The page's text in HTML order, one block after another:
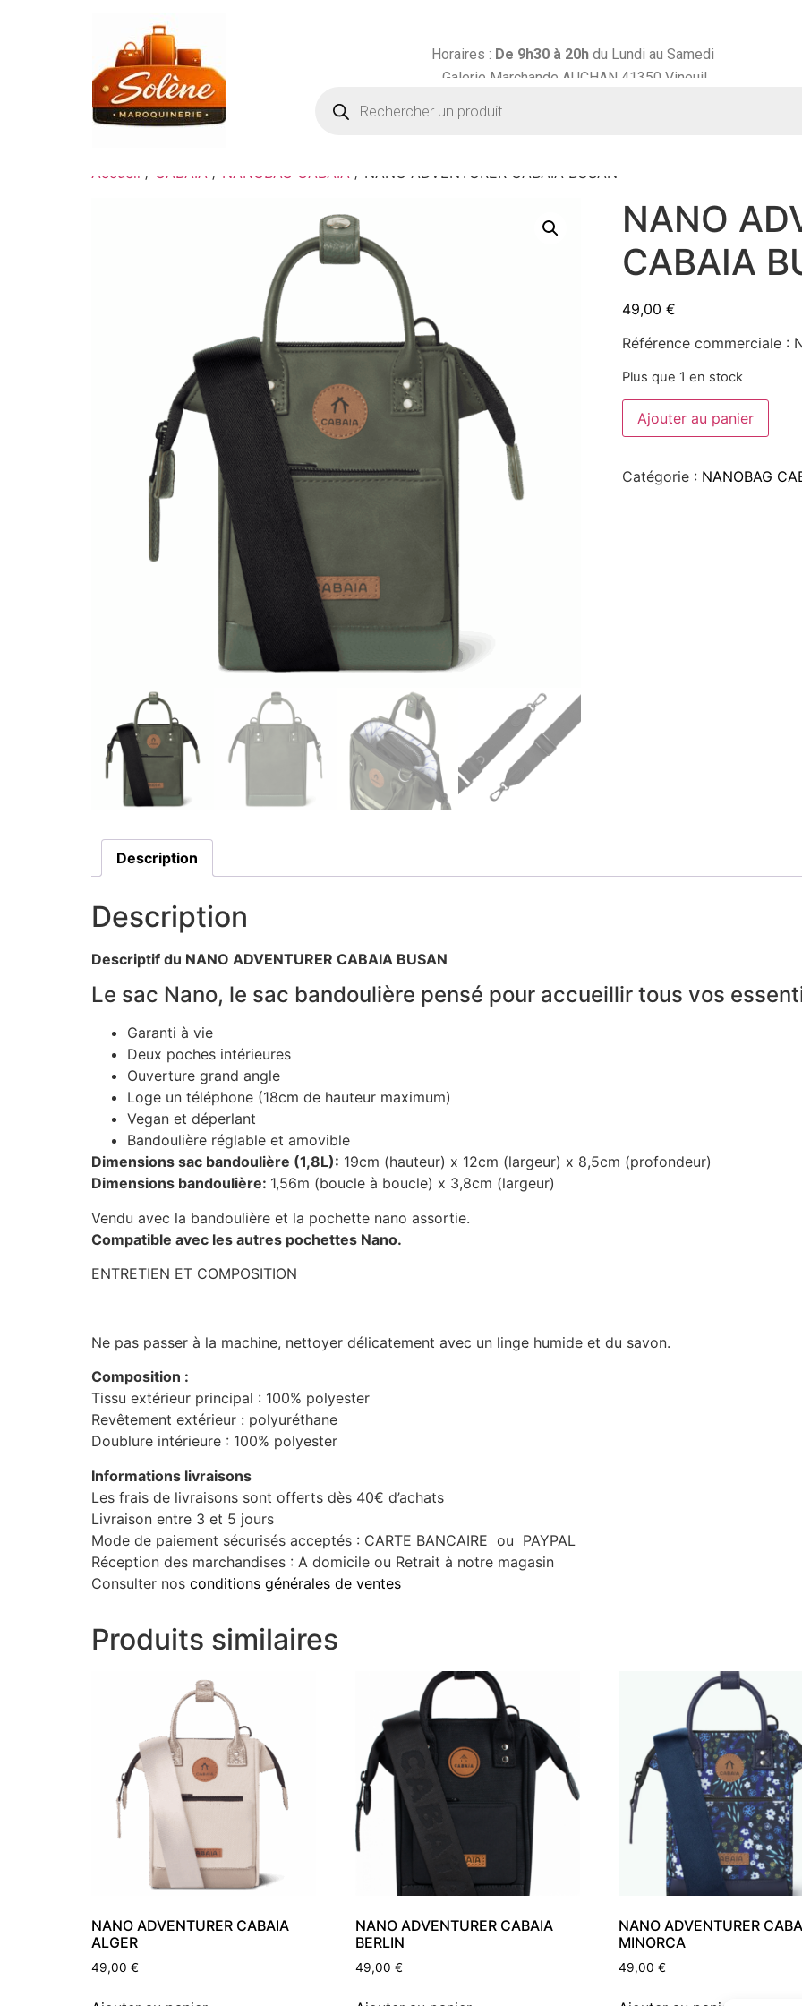
Horaires : De 9h30 à 20hdu Lundi au Samedi
Galerie Marchande AUCHAN 41350 Vineuil
Accueil / CABAIA / NANOBAG CABAIA / NANO ADVENTURER CABAIA BUSAN
NANO
CABAIA
49,00 €
Référence commerciale :
Plus que 1 en stock
Ajouter au panier
Catégorie : NANOBAG
Description
Description
Descriptif du NANO ADVENTURER CABAIA BUSAN
Le sac Nano, le sac bandoulière pensé pour accueillir tous vos
Garanti à vie
Deux poches intérieures
Ouverture grand angle
Loge un téléphone (18cm de hauteur maximum)
Vegan et déperlant
Bandoulière réglable et amovible
Dimensions sac bandoulière (1,8L): 19cm (hauteur) x 12cm (largeur) x 8,5cm (profondeur)
Dimensions bandoulière: 1,56m (boucle à boucle) x 3,8cm (largeur)
Vendu avec la bandoulière et la pochette nano assortie.
Compatible avec les autres pochettes Nano.
ENTRETIEN ET COMPOSITION
Ne pas passer à la machine, nettoyer délicatement avec un linge humide et du savon.
Composition :
Tissu extérieur principal : 100% polyester
Revêtement extérieur : polyuréthane
Doublure intérieure : 100% polyester
Informations livraisons
Les frais de livraisons sont offerts dès 40€ d’achats
Livraison entre 3 et 5 jours
Mode de paiement sécurisés acceptés : CARTE BANCAIRE ou PAYPAL
Réception des marchandises : A domicile ou Retrait à notre magasin
Consulter nos conditions générales de ventes
Produits similaires
NANO ADVENTURER CABAIA
ALGER
49,00 €
NANO ADVENTURER CABAIA
BERLIN
49,00 €
NANO ADVENTURER
MINORCA
49,00€